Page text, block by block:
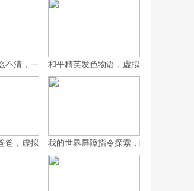
不清，一场战术生存的匠心平衡
和平精英发色物语，虚拟形象的情绪拼
爸，虚拟战场上的情感符号
我的世界屏障指令探索，隐形墙壁的创